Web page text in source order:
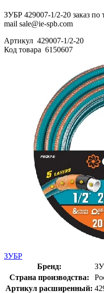
ЗУБР 429007-1/2-20 заказ по
mail sale@ie-spb.com
Артикул 429007-1/2-20
Код товара 6150607
ЗУБР
Бренд:
Страна производства:
Артикул расширенный: